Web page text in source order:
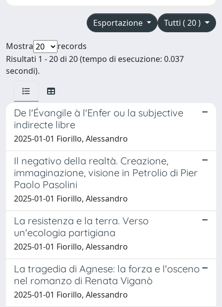
Tutti ( 20 )
Esportazione
Mostra
records
Risultati 1 - 20 di 20 (tempo di esecuzione: 0.037
secondi).
De l'Évangile à l'Enfer ou la subjective
indirecte libre
2025-01-01 Fiorillo, Alessandro
Il negativo della realtà. Creazione,
immaginazione, visione in Petrolio di Pier
Paolo Pasolini
2025-01-01 Fiorillo, Alessandro
La resistenza e la terra. Verso
un'ecologia partigiana
2025-01-01 Fiorillo, Alessandro
La tragedia di Agnese: la forza e l'osceno
nel romanzo di Renata Viganò
2025-01-01 Fiorillo, Alessandro